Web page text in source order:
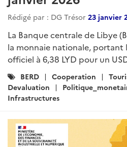
Rédigé par : DG Trésor 23 janvier
La Banque centrale de Libye
la monnaie nationale, portant
officiel à 6,38 LYD pour un
Catégories
:
BERD Cooperation
Devaluation
Infrastructures